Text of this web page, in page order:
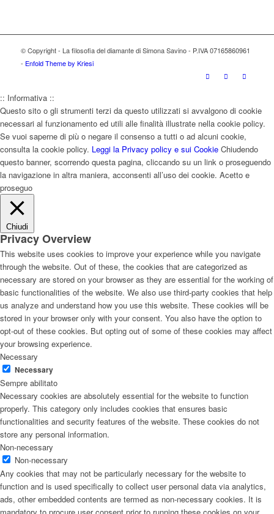
© Copyright - La filosofia del diamante di Simona Savino - P.IVA 07165860961
- Enfold Theme by Kriesi
:: Informativa ::
Questo sito o gli strumenti terzi da questo utilizzati si avvalgono di cookie
necessari al funzionamento ed utili alle finalità illustrate nella cookie policy.
Se vuoi saperne di più o negare il consenso a tutti o ad alcuni cookie,
consulta la cookie policy. Leggi la Privacy policy e sui Cookie Chiudendo
questo banner, scorrendo questa pagina, cliccando su un link o proseguendo
la navigazione in altra maniera, acconsenti all’uso dei cookie. Acetto e
proseguo
Chiudi
Privacy Overview
This website uses cookies to improve your experience while you navigate
through the website. Out of these, the cookies that are categorized as
necessary are stored on your browser as they are essential for the working of
basic functionalities of the website. We also use third-party cookies that help
us analyze and understand how you use this website. These cookies will be
stored in your browser only with your consent. You also have the option to
opt-out of these cookies. But opting out of some of these cookies may affect
your browsing experience.
Necessary
Necessary
Sempre abilitato
Necessary cookies are absolutely essential for the website to function
properly. This category only includes cookies that ensures basic
functionalities and security features of the website. These cookies do not
store any personal information.
Non-necessary
Non-necessary
Any cookies that may not be particularly necessary for the website to
function and is used specifically to collect user personal data via analytics,
ads, other embedded contents are termed as non-necessary cookies. It is